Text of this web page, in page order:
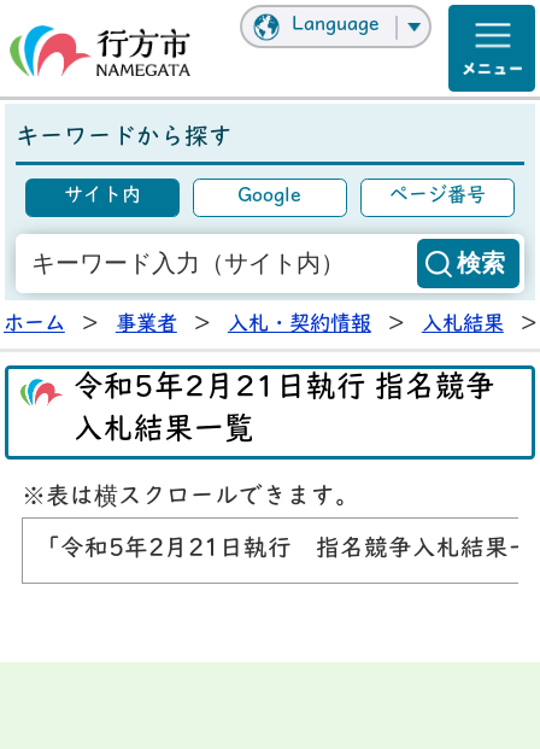
Language
キーワードから探す
サイト内 Google ページ番号
ホーム > 事業者 > 入札・契約情報 > 入札結果 >
令和5年2月21日執行 指名競争
入札結果一覧
※表は横スクロールできます。
「令和5年2月21日執行 指名競争入札結果一